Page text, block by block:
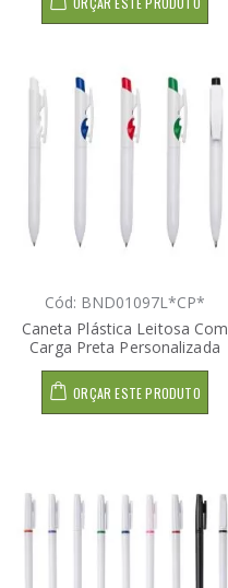
Cód: BND01097L*CP*
Caneta Plástica Leitosa Com
Carga Preta Personalizada
ORÇAR ESTE PRODUTO